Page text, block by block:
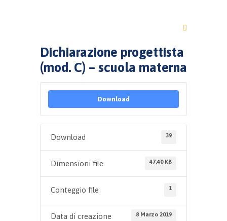
Dichiarazione progettista
(mod. C) – scuola materna
Download
Download 39
Dimensioni file 47.40 KB
Conteggio file 1
Data di creazione 8 Marzo 2019